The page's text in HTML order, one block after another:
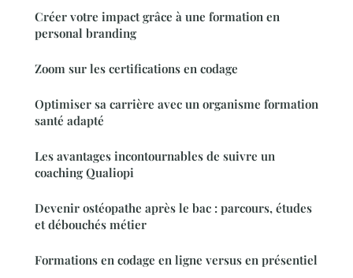
Créer votre impact grâce à une formation en
personal branding
Zoom sur les certifications en codage
Optimiser sa carrière avec un organisme formation
santé adapté
Les avantages incontournables de suivre un
coaching Qualiopi
Devenir ostéopathe après le bac : parcours, études
et débouchés métier
Formations en codage en ligne versus en présentiel